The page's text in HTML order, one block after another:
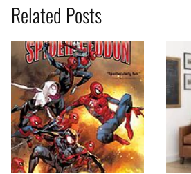
Related Posts